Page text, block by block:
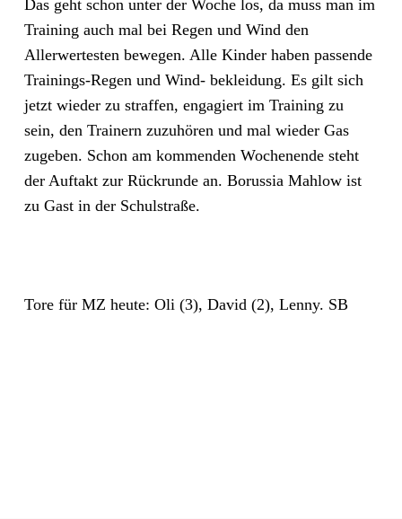
Das geht schon unter der Woche los, da muss man im
Training auch mal bei Regen und Wind den
Allerwertesten bewegen. Alle Kinder haben passende
Trainings-Regen und Wind- bekleidung. Es gilt sich
jetzt wieder zu straffen, engagiert im Training zu
sein, den Trainern zuzuhören und mal wieder Gas
zugeben. Schon am kommenden Wochenende steht
der Auftakt zur Rückrunde an. Borussia Mahlow ist
zu Gast in der Schulstraße.
Tore für MZ heute: Oli (3), David (2), Lenny. SB